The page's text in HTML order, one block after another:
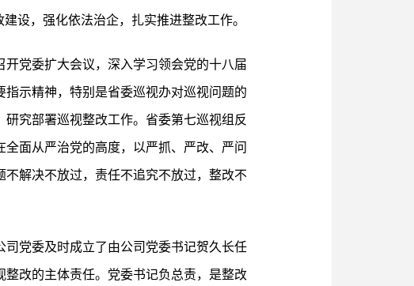
设，强化依法治企，扎实推进整改工作。
党委扩大会议，深入学习领会党的十八届
示精神，特别是省委巡视办对巡视问题的
究部署巡视整改工作。省委第七巡视组反
面从严治党的高度，以严抓、严改、严问
解决不放过，责任不追究不放过，整改不
党委及时成立了由公司党委书记贺久长任
改的主体责任。党委书记负总责，是整改